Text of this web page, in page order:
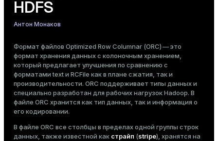
Темная
HDFS
Антон Монаков
Формат файлов Optimized Row Columnar (ORC)— это
формат хранения данных с колоночным хранением,
который предлагает улучшения по сравнению с
форматами text и RCFile как в плане сжатия, так и
производительности. ORC поддерживает типы данных и
специально разработан для рабочих нагрузок Hadoop. В
файле ORC хранится как тип данных, так и информация о
его кодировании.
В файле ORC все столбцы в пределах одной группы строк
данных, также известной как страйп (stripe), хранятся на